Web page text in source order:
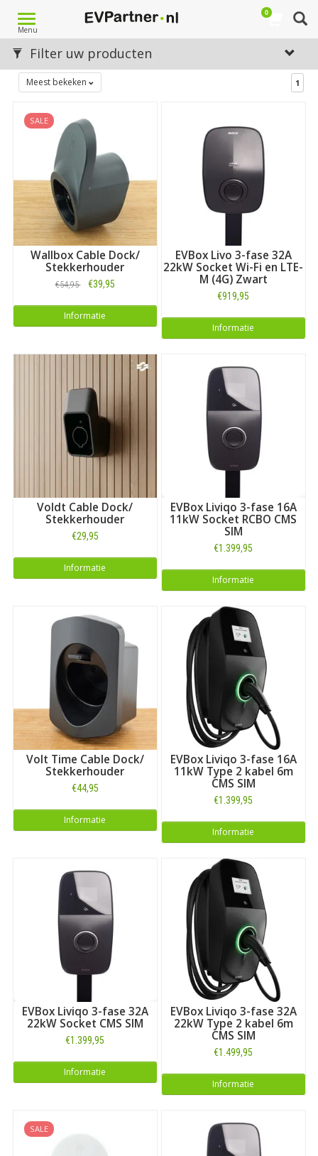
Toggle
navigation
Menu
0
Filter uw producten
Meest bekeken 1
SALE
Wallbox Cable Dock/
Stekkerhouder
€54,95 €39,95
Informatie
EVBox Livo 3-fase 32A
22kW Socket Wi-Fi en LTE-
M (4G) Zwart
€919,95
Informatie
Voldt Cable Dock/
Stekkerhouder
€29,95
Informatie
EVBox Liviqo 3-fase 16A
11kW Socket RCBO CMS
SIM
€1.399,95
Informatie
Volt Time Cable Dock/
Stekkerhouder
€44,95
Informatie
EVBox Liviqo 3-fase 16A
11kW Type 2 kabel 6m
CMS SIM
€1.399,95
Informatie
EVBox Liviqo 3-fase 32A
22kW Socket CMS SIM
€1.399,95
Informatie
EVBox Liviqo 3-fase 32A
22kW Type 2 kabel 6m
CMS SIM
€1.499,95
Informatie
SALE